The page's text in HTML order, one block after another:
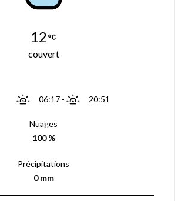
12
couvert
06:17- 20:51
Nuages
100 %
Précipitations
0 mm